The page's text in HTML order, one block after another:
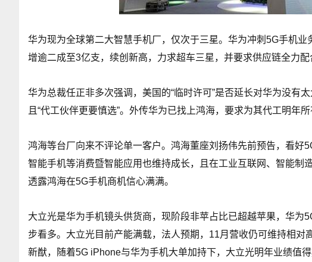
华为现为全球第二大智慧手机厂，仅次于三星。华为冲刺5G手机
增逾二成至3亿支，续创新高，力求超车三星，并要求供应链全力
华为总裁任正非多次强调，美国的“临时许可”是否延长对华为没有
且“代工伙伴更要慎选”。外传华为已找上鸿海，要求为其代工明年所
鸿海等台厂向来不评论单一客户。鸿海董座刘扬伟先前预告，看好
智能手机等消费暨智能应用也维持成长，且在工业互联网、智能制
透露鸿海在5G手机商机信心满满。
大立光是华为手机镜头供货商，现阶段非苹占比已超越苹果，华为
步看多。大立光目前产能满载，法人预期，11月营收仍可维持相
新猷，随着5G iPhone与华为手机大单加持下，大立光明年业绩值得